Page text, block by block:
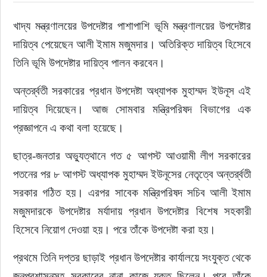
রাজনীতি
নির্বাচন
আলোচিত সংবাদ
ই-পেপার
অন্যান্য
খাদ্য মন্ত্রণালয়ের উপদেষ্টার পাশাপাশি ভূমি মন্ত্রণালয়ের উপদেষ্টার
দায়িত্ব পেয়েছেন আলী ইমাম মজুমদার। অতিরিক্ত দায়িত্ব হিসেবে
তিনি ভূমি উপদেষ্টার দায়িত্ব পালন করবেন।
অন্তর্র্বতী সরকারের প্রধান উপদেষ্টা অধ্যাপক মুহাম্মদ ইউনূস এই
দায়িত্ব দিয়েছেন। আজ সোমবার মন্ত্রিপরিষদ বিভাগের এক
প্রজ্ঞাপনে এ কথা বলা হয়েছে।
ছাত্র-জনতার অভ্যুত্থানে গত ৫ আগস্ট আওয়ামী লীগ সরকারের
পতনের পর ৮ আগস্ট অধ্যাপক মুহাম্মদ ইউনূসের নেতৃত্বে অন্তর্র্বতী
সরকার গঠিত হয়। এরপর সাবেক মন্ত্রিপরিষদ সচিব আলী ইমাম
মজুমদারকে উপদেষ্টার মর্যাদায় প্রধান উপদেষ্টার বিশেষ সহকারী
হিসেবে নিয়োগ দেওয়া হয়। পরে তাঁকে উপদেষ্টা করা হয়।
প্রথমে তিনি দপ্তর ছাড়াই প্রধান উপদেষ্টার কার্যালয়ে সংযুক্ত থেকে